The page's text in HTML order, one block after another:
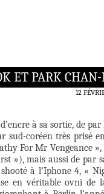
ET PARK CHAN-
12
à sa sortie, de
sud-coréen très prisé
For Mr Vengeance
»), mais aussi de par
à l’Iphone 4, «
en véritable ovni de